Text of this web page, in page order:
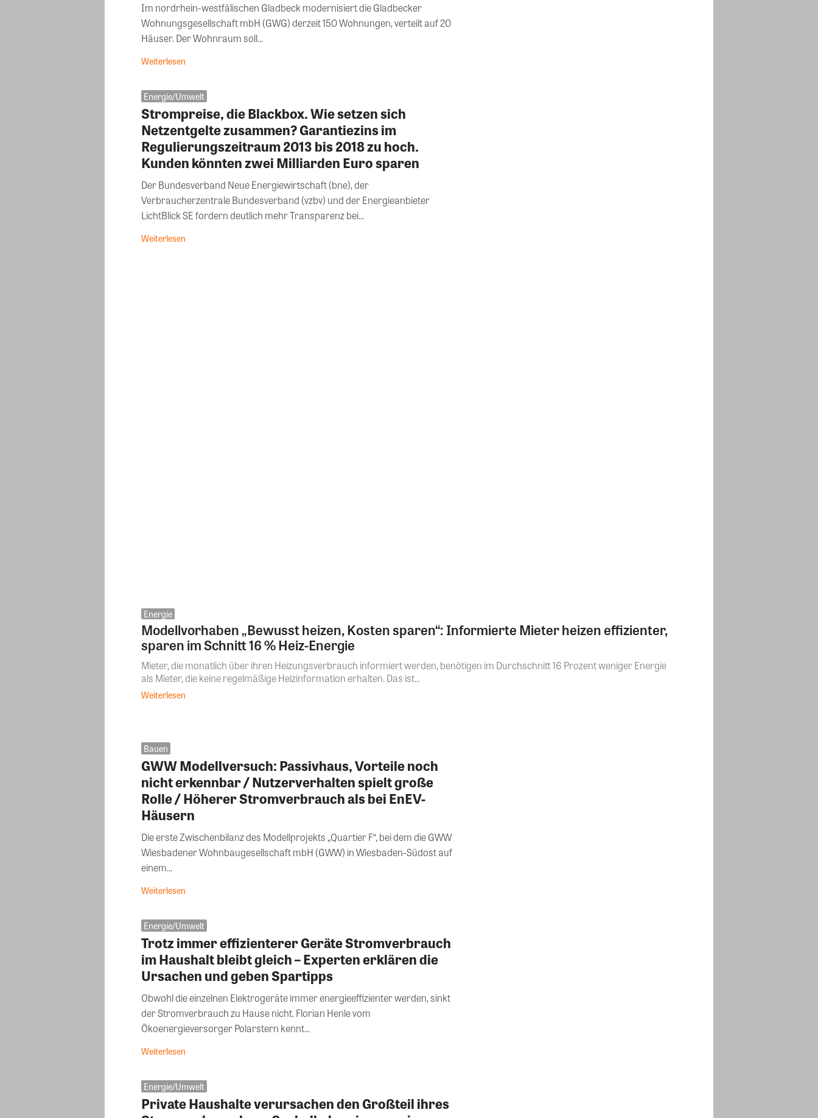
Im nordrhein-westfälischen Gladbeck modernisiert die Gladbecker
Wohnungsgesellschaft mbH (GWG) derzeit 150 Wohnungen, verteilt auf 20
Häuser. Der Wohnraum soll...
Weiterlesen
Energie/Umwelt
Strompreise, die Blackbox. Wie setzen sich
Netzentgelte zusammen? Garantiezins im
Regulierungszeitraum 2013 bis 2018 zu hoch.
Kunden könnten zwei Milliarden Euro sparen
Der Bundesverband Neue Energiewirtschaft (bne), der
Verbraucherzentrale Bundesverband (vzbv) und der Energieanbieter
LichtBlick SE fordern deutlich mehr Transparenz bei...
Weiterlesen
Energie
Modellvorhaben „Bewusst heizen, Kosten sparen“: Informierte Mieter heizen effizienter,
sparen im Schnitt 16 % Heiz-Energie
Mieter, die monatlich über ihren Heizungsverbrauch informiert werden, benötigen im Durchschnitt 16 Prozent weniger Energie
als Mieter, die keine regelmäßige Heizinformation erhalten. Das ist...
Weiterlesen
Bauen
GWW Modellversuch: Passivhaus, Vorteile noch
nicht erkennbar / Nutzerverhalten spielt große
Rolle / Höherer Stromverbrauch als bei EnEV-
Häusern
Die erste Zwischenbilanz des Modellprojekts „Quartier F“, bei dem die GWW
Wiesbadener Wohnbaugesellschaft mbH (GWW) in Wiesbaden-Südost auf
einem...
Weiterlesen
Energie/Umwelt
Trotz immer effizienterer Geräte Stromverbrauch
im Haushalt bleibt gleich – Experten erklären die
Ursachen und geben Spartipps
Obwohl die einzelnen Elektrogeräte immer energieeffizienter werden, sinkt
der Stromverbrauch zu Hause nicht. Florian Henle vom
Ökoenergieversorger Polarstern kennt...
Weiterlesen
Energie/Umwelt
Private Haushalte verursachen den Großteil ihres